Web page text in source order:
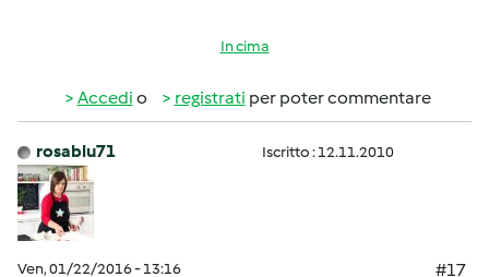
In cima
Accedi o registrati per poter commentare
rosablu71 Iscritto : 12.11.2010
Ven, 01/22/2016 - 13:16
#17